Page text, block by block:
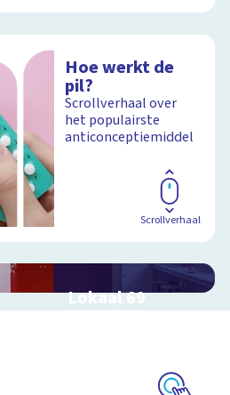
Hoe werkt de
pil?
Scrollverhaal over
het populairste
anticonceptiemiddel
Scrollverhaal
Lokaal 69
Interactieve